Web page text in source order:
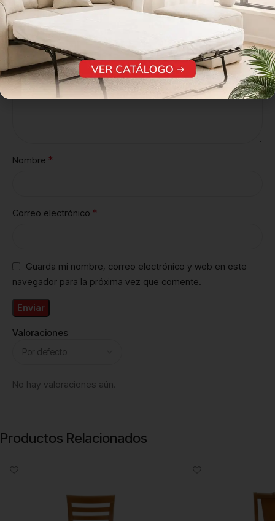
Valoraciones
No hay valoraciones aún.
Tu valoración*
Nombre *
Correo electrónico *
Guarda mi nombre, correo electrónico y web en este
navegador para la próxima vez que comente.
Productos Relacionados